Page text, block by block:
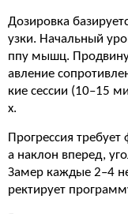
Дозировка
узки. Начальный
ппу мышц.
авление
кие сессии (10–15
х.
Прогрессия требует
а наклон вперед,
Замер каждые 2–4
ректирует